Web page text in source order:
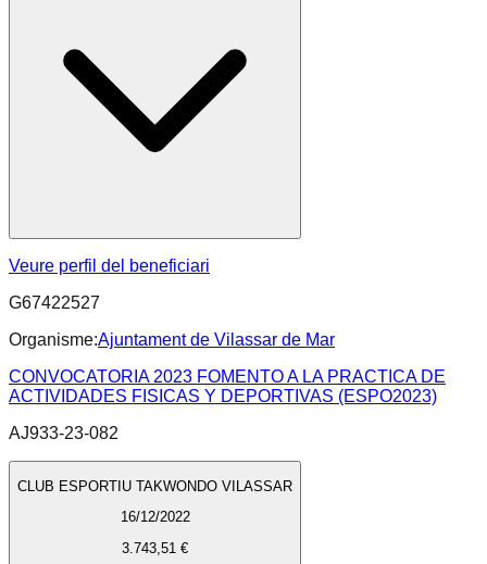
Veure perfil del beneficiari
G67422527
Organisme:Ajuntament de Vilassar de Mar
CONVOCATORIA 2023 FOMENTO A LA PRACTICA DE
ACTIVIDADES FISICAS Y DEPORTIVAS (ESPO2023)
AJ933-23-082
CLUB ESPORTIU TAKWONDO VILASSAR
16/12/2022
3.743,51 €